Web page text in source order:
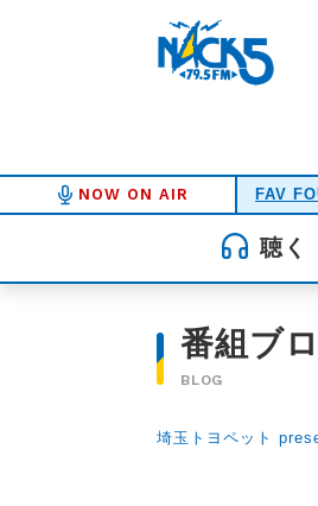
NOW ON AIR FAV
聴く
番組ブ
BLOG
埼玉トヨペット